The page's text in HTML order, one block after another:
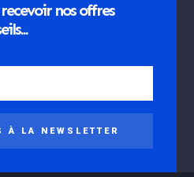
nos offres
LA NEWSLETTER